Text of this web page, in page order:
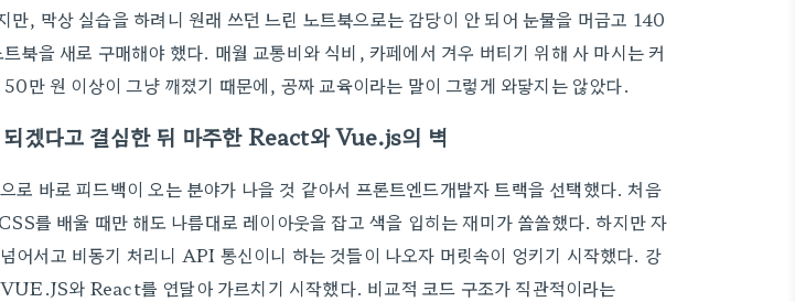
만, 막상 실습을 하려니 원래 쓰던 느린 노트북으로는 감당이 안 되어 눈물을 머금고 140
북을 새로 구매해야 했다. 매월 교통비와 식비, 카페에서 겨우 버티기 위해 사 마시는 커
만 원 이상이 그냥 깨졌기 때문에, 공짜 교육이라는 말이 그렇게 와닿지는 않았다.
되겠다고 결심한 뒤 마주한 React와 Vue.js의 벽
로 바로 피드백이 오는 분야가 나을 것 같아서 프론트엔드개발자 트랙을 선택했다. 처음
를 배울 때만 해도 나름대로 레이아웃을 잡고 색을 입히는 재미가 쏠쏠했다. 하지만 자
어서고 비동기 처리니 API 통신이니 하는 것들이 나오자 머릿속이 엉키기 시작했다. 강
와 React를 연달아 가르치기 시작했다. 비교적 코드 구조가 직관적이라는